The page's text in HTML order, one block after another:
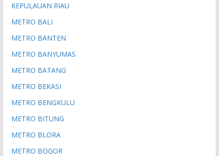
KEPULAUAN RIAU
METRO BALI
METRO BANTEN
METRO BANYUMAS
METRO BATANG
METRO BEKASI
METRO BENGKULU
METRO BITUNG
METRO BLORA
METRO BOGOR